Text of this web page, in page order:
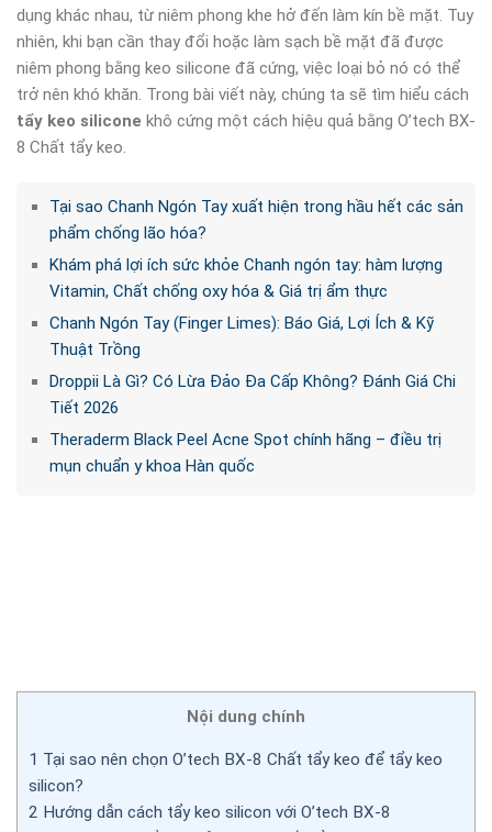
dụng khác nhau, từ niêm phong khe hở đến làm kín bề mặt. Tuy
nhiên, khi bạn cần thay đổi hoặc làm sạch bề mặt đã được
niêm phong bằng keo silicone đã cứng, việc loại bỏ nó có thể
trở nên khó khăn. Trong bài viết này, chúng ta sẽ tìm hiểu cách
tẩy keo silicone khô cứng một cách hiệu quả bằng O’tech BX-
8 Chất tẩy keo.
Tại sao Chanh Ngón Tay xuất hiện trong hầu hết các sản
phẩm chống lão hóa?
Khám phá lợi ích sức khỏe Chanh ngón tay: hàm lượng
Vitamin, Chất chống oxy hóa & Giá trị ẩm thực
Chanh Ngón Tay (Finger Limes): Báo Giá, Lợi Ích & Kỹ
Thuật Trồng
Droppii Là Gì? Có Lừa Đảo Đa Cấp Không? Đánh Giá Chi
Tiết 2026
Theraderm Black Peel Acne Spot chính hãng – điều trị
mụn chuẩn y khoa Hàn quốc
Nội dung chính
1 Tại sao nên chọn O’tech BX-8 Chất tẩy keo để tẩy keo
silicon?
2 Hướng dẫn cách tẩy keo silicon với O’tech BX-8